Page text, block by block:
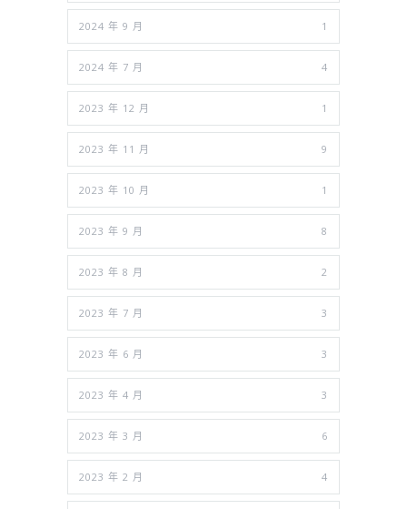
2024 年 9 月 1
2024 年 7 月 4
2023 年 12 月 1
2023 年 11 月 9
2023 年 10 月 1
2023 年 9 月 8
2023 年 8 月 2
2023 年 7 月 3
2023 年 6 月 3
2023 年 4 月 3
2023 年 3 月 6
2023 年 2 月 4